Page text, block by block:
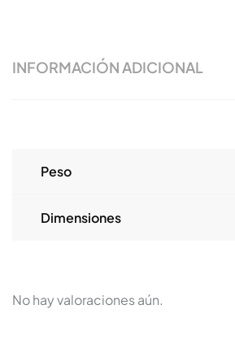
INFORMACIÓN ADICIONAL
Peso
Dimensiones
No hay valoraciones aún.